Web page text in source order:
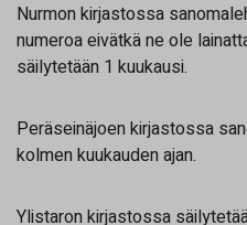
Nurmon kirjastossa
numeroa eivätkä ne ole
säilytetään 1 kuukausi.
Peräseinäjoen kirjastossa
kolmen kuukauden ajan.
Ylistaron kirjastossa